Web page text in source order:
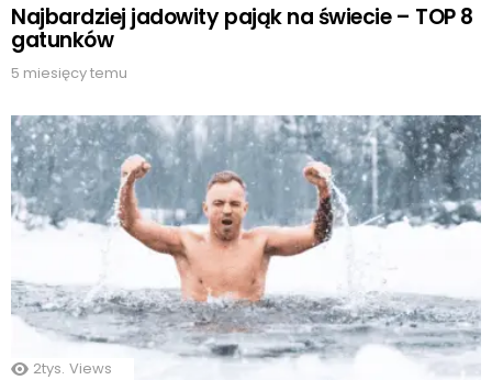
Najbardziej jadowity pająk na świecie – TOP 8
gatunków
5 miesięcy temu
2tys. Views